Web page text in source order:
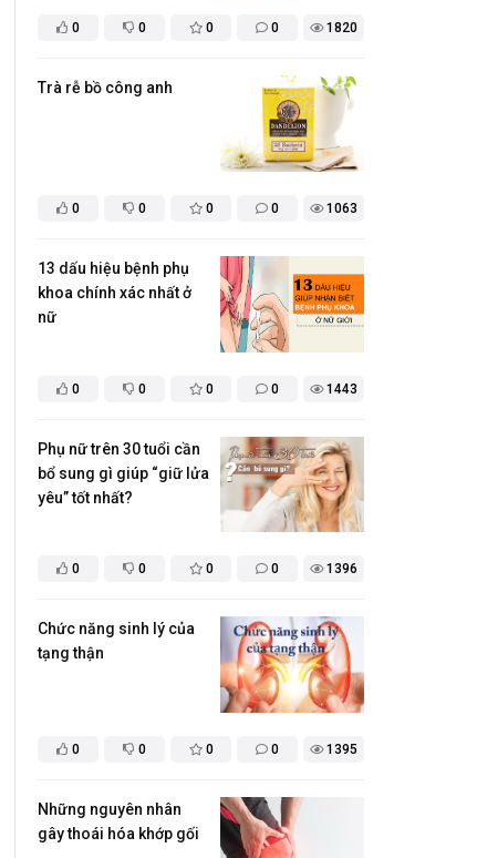
0 0 0 0 1820
0 0 0 0 1063
Trà rễ bồ công anh
0 0 0 0 1443
13 dấu hiệu bệnh phụ
khoa chính xác nhất ở
nữ
0 0 0 0 1396
Phụ nữ trên 30 tuổi cần
bổ sung gì giúp “giữ lửa
yêu” tốt nhất?
0 0 0 0 1395
​Chức năng sinh lý của
tạng thận
Những nguyên nhân
gây thoái hóa khớp gối